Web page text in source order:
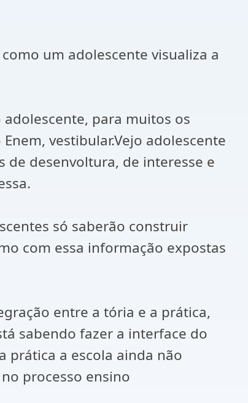
um adolescente visualiza a
para muitos os
vestibular.Vejo adolescente
desenvoltura, de interesse e
só saberão construir
com essa informação expostas
entre a tória e a prática,
sabendo fazer a interface do
prática a escola ainda não
processo ensino